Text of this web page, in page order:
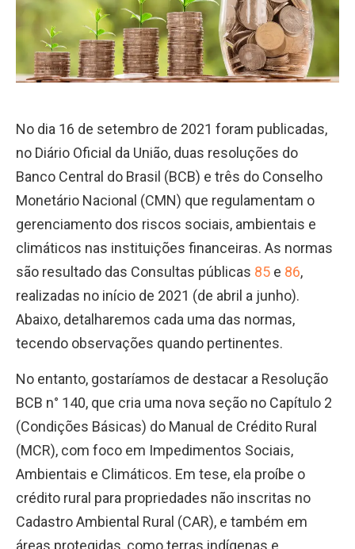
No dia 16 de setembro de 2021 foram publicadas,
no Diário Oficial da União, duas resoluções do
Banco Central do Brasil (BCB) e três do Conselho
Monetário Nacional (CMN) que regulamentam o
gerenciamento dos riscos sociais, ambientais e
climáticos nas instituições financeiras. As normas
são resultado das Consultas públicas 85 e 86,
realizadas no início de 2021 (de abril a junho).
Abaixo, detalharemos cada uma das normas,
tecendo observações quando pertinentes.
No entanto, gostaríamos de destacar a Resolução
BCB n° 140, que cria uma nova seção no Capítulo 2
(Condições Básicas) do Manual de Crédito Rural
(MCR), com foco em Impedimentos Sociais,
Ambientais e Climáticos. Em tese, ela proíbe o
crédito rural para propriedades não inscritas no
Cadastro Ambiental Rural (CAR), e também em
áreas protegidas, como terras indígenas e